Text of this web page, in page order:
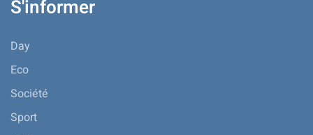
S'informer
Day
Eco
Société
Sport